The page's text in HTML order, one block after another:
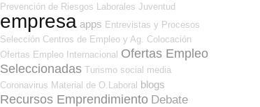
Prevención de Riesgos Laborales Juventud
empresa apps Entrevistas y Procesos
Selección Centros de Empleo y Ag. Colocación
Ofertas Empleo Internacional Ofertas Empleo
Seleccionadas Turismo social media
Coronavirus Material de O.Laboral blogs
Recursos Emprendimiento Debate